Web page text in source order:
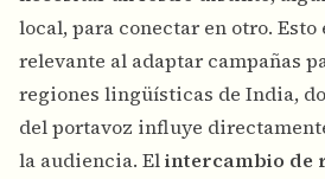
local, para conectar en otro. Esto
relevante al adaptar campañas
regiones lingüísticas de India,
del portavoz influye
la audiencia. Elintercambio de